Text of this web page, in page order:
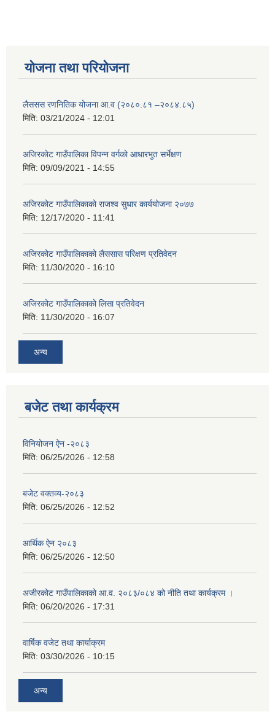
योजना तथा परियोजना
लैससस रणनितिक योजना आ.व (२०८०.८१ –२०८४.८५)
मिति: 03/21/2024 - 12:01
अजिरकाेट गाउँपालिका विपन्न वर्गकाे आधारभुत सर्भेक्षण
मिति: 09/09/2021 - 14:55
अजिरकोट गाउँपालिकाको राजश्व सुधार कार्ययोजना २०७७
मिति: 12/17/2020 - 11:41
अजिरकोट गाउँपालिकाको लैससास परिक्षण प्रतिवेदन
मिति: 11/30/2020 - 16:10
अजिरकोट गाउँपालिकाको लिसा प्रतिवेदन
मिति: 11/30/2020 - 16:07
अन्य
बजेट तथा कार्यक्रम
विनियोजन ऐन -२०८३
मिति: 06/25/2026 - 12:58
बजेट वक्तव्य-२०८३
मिति: 06/25/2026 - 12:52
आर्थिक ऐन २०८३
मिति: 06/25/2026 - 12:50
अजीरकोट गाउँपालिकाको आ.व. २०८३/०८४ को नीति तथा कार्यक्रम ।
मिति: 06/20/2026 - 17:31
वार्षिक वजेट तथा कार्याक्रम
मिति: 03/30/2026 - 10:15
अन्य